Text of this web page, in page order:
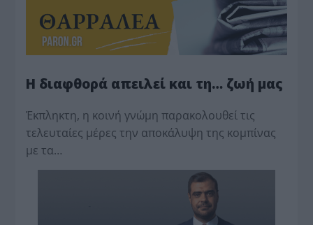
Η διαφθορά απειλεί και τη… ζωή μας
Έκπληκτη, η κοινή γνώμη παρακολουθεί τις
τελευταίες μέρες την αποκάλυψη της κο­μπίνας
με τα…